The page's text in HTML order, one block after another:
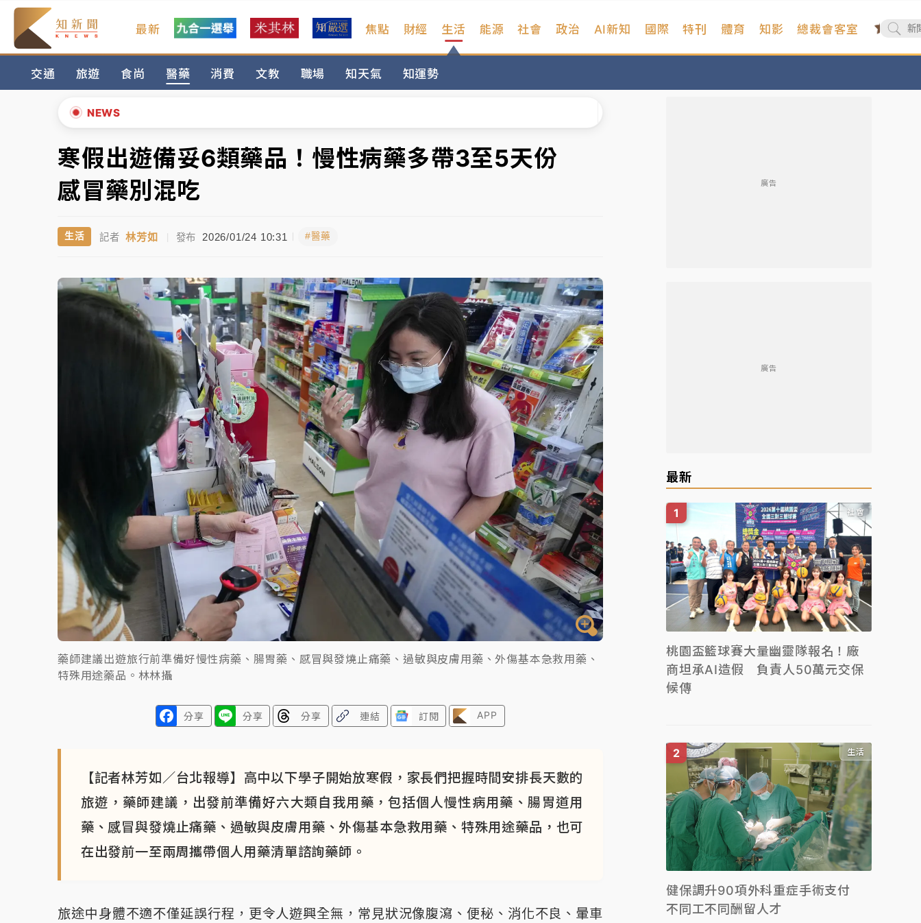
最新 焦點 財經 生活
交通 旅遊 食尚 醫藥 消費 文教 職場 知天氣 知運勢
能源 社會 政治 AI新知 國際 特刊 體育 知影 總裁會客室
NEWS
白海豚逼近！新北高灘地停車場下午4時強制拖吊 中午開放水門周邊紅黃線停車
中颱白海豚環流掠北海！今明防劇烈降雨 東部高溫飆38度
周末精選｜ 慈濟遭詐10億完整始末曝！律師掮客大玩兩面手法 郭台銘、蔡英文成關鍵
本周爆款短影音｜ 柯文哲帶電子手鐶拄拐杖現身／周玉蔻蔡玉真開撕爆料
蔣萬安的建中同學！47歲法律學霸戰桃園 公開上任首要3件事
白海豚逼近！新北高灘地停車場下午4時強制拖吊 中午開放水門周邊紅黃線停車
中颱白海豚環流掠北海！今明防劇烈降雨 東部高溫飆38度
慈濟遭詐10億完整始末曝！律師掮客大玩兩面手法 郭台銘、蔡英文成關鍵
柯文哲帶電子手鐶拄拐杖現身／周玉蔻蔡玉真開撕爆料
跨境網購族注意！EZ Way若改由政府委任 預算難關如何解？
蔣萬安的建中同學！47歲法律學霸戰桃園 公開上任首要3件事
▲
▼
寒假出遊備妥6類藥品！慢性病藥多帶3至5天份
感冒藥別混吃
生活 記者 林芳如 | 發布 2026/01/24 10:31 #醫藥
藥師建議出遊旅行前準備好慢性病藥、腸胃藥、感冒與發燒止痛藥、過敏與皮膚用藥、外傷基本急救用藥、
特殊用途藥品。林林攝
分享 分享 分享 連結 訂閱 APP
【記者林芳如／台北報導】高中以下學子開始放寒假，家長們把握時間安排長天數的
旅遊，藥師建議，出發前準備好六大類自我用藥，包括個人慢性病用藥、腸胃道用
藥、感冒與發燒止痛藥、過敏與皮膚用藥、外傷基本急救用藥、特殊用途藥品，也可
在出發前一至兩周攜帶個人用藥清單諮詢藥師。
旅途中身體不適不僅延誤行程，更令人遊興全無，常見狀況像腹瀉、便秘、消化不良、暈車
廣告
廣告
最新
社會
桃園盃籃球賽大量幽靈隊報名！廠
商坦承AI造假 負責人50萬元交保
候傳
生活
健保調升90項外科重症手術支付
不同工不同酬留人才